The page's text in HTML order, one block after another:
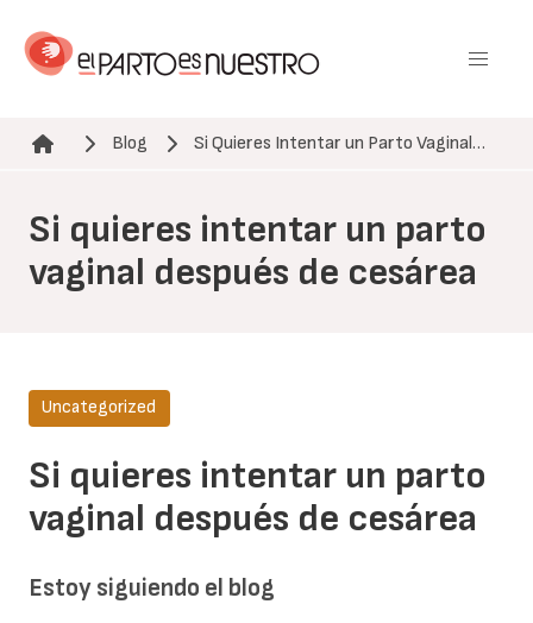
contenido
Ruta de navegación
Blog Si Quieres Intentar un Parto Vaginal…
Si quieres intentar un parto
vaginal después de cesárea
Si quieres intentar un parto
vaginal después de cesárea
Uncategorized
Estoy siguiendo el blog